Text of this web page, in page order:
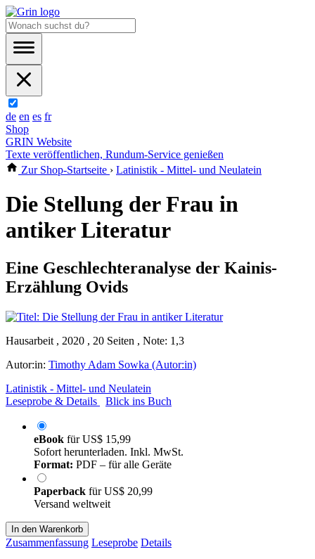
de en es fr
Shop
GRIN Website
Texte veröffentlichen, Rundum-Service genießen
Zur Shop-Startseite › Latinistik - Mittel- und Neulatein
Die Stellung der Frau in
antiker Literatur
Eine Geschlechteranalyse der Kainis-
Erzählung Ovids
Hausarbeit , 2020 , 20 Seiten , Note: 1,3
Autor:in: Timothy Adam Sowka (Autor:in)
Latinistik - Mittel- und Neulatein
Leseprobe & Details
Blick ins Buch
eBook fürUS$ 15,99
Sofort herunterladen. Inkl. MwSt.
Format: PDF – für alle Geräte
Paperback fürUS$ 20,99
Versand weltweit
In den Warenkorb
Zusammenfassung Leseprobe Details